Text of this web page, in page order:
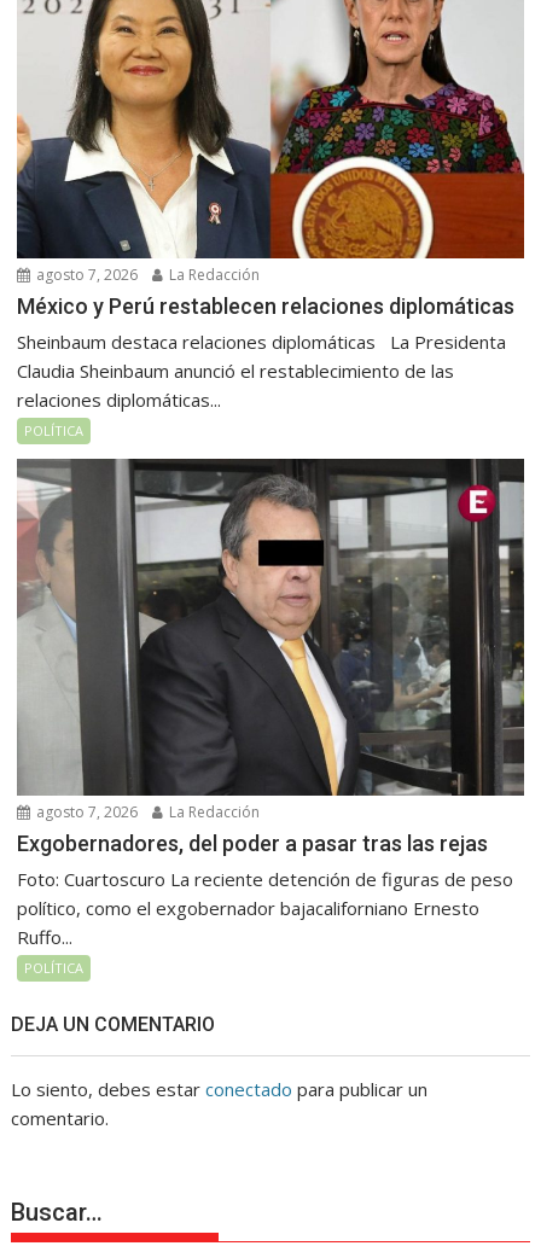
agosto 7, 2026 La Redacción
México y Perú restablecen relaciones diplomáticas
Sheinbaum destaca relaciones diplomáticas La Presidenta
Claudia Sheinbaum anunció el restablecimiento de las
relaciones diplomáticas...
POLÍTICA
agosto 7, 2026 La Redacción
Exgobernadores, del poder a pasar tras las rejas
Foto: Cuartoscuro La reciente detención de figuras de peso
político, como el exgobernador bajacaliforniano Ernesto
Ruffo...
POLÍTICA
DEJA UN COMENTARIO
Lo siento, debes estarconectado para publicar un
comentario.
Buscar…